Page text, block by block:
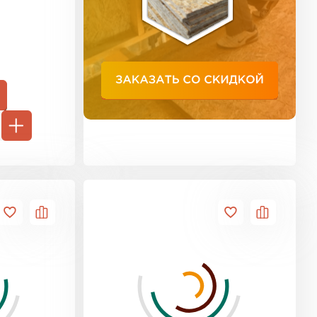
Тимплэкс
Basfiber
Брит